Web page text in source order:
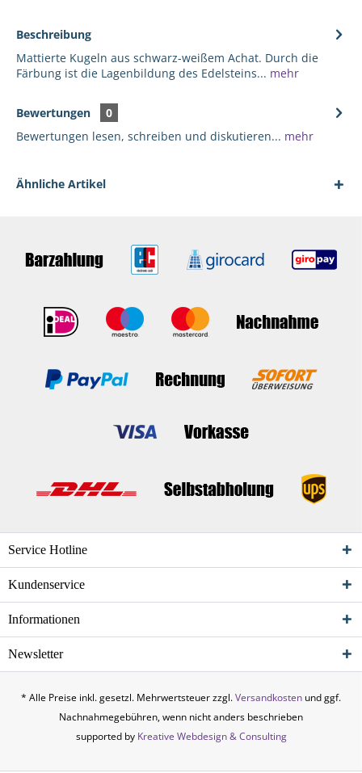
Beschreibung
Mattierte Kugeln aus schwarz-weißem Achat. Durch die
Färbung ist die Lagenbildung des Edelsteins... mehr
Bewertungen
0
Bewertungen lesen, schreiben und diskutieren... mehr
Ähnliche Artikel
Service Hotline
Kundenservice
Informationen
Newsletter
* Alle Preise inkl. gesetzl. Mehrwertsteuer zzgl.Versandkosten und ggf.
Nachnahmegebühren, wenn nicht anders beschrieben
supported by Kreative Webdesign & Consulting